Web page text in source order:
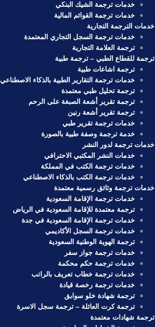
خدمات ترجمة الشيك البنكي
خدمات ترجمة القوائم المالية
خدمات الترجمة التجارية
خدمات ترجمة السجل التجاري المعتمدة
ترجمة العلامة التجارية
ترجمة للقطاع الطبي – ترجمة طبية
ترجمة اشاعات طبية
خدمات ترجمة التقارير الطبية بالذكاء الاصطناعي
ترجمة تحليل طبي معتمدة
ترجمة تقرير أشعة الصبغة على الرحم
ترجمة تقرير أشعة رنين
خدمات ترجمة تقرير طبي
خدمة ترجمة وصفة طبية بالصورة
خدمات ترجمة لدور النشر
خدمات النشر المكتبي الاحترافي
خدمات ترجمة الكتب في المملكة
خدمات ترجمة الكتب بالذكاء الاصطناعي
خدمات ترجمة وثائق رسمية معتمدة
خدمات ترجمة الإقامة السعودية
ترجمة معتمدة للإقامة السعودية في الرياض
خدمات ترجمة الإقامة السعودية في جدة
خدمات ترجمة السجل الأكاديمي
ترجمة الهوية الوطنية السعودية
خدمات ترجمة جواز سفر
خدمات ترجمة حكم محكمة
خدمات ترجمة خطاب تعريف بالراتب
خدمات ترجمة رخصة قيادة
ترجمة شهادة خلو سوابق
ترجمة كرت العائلة – ترجمة سجل الاسرة
ترجمة شهادات معتمدة